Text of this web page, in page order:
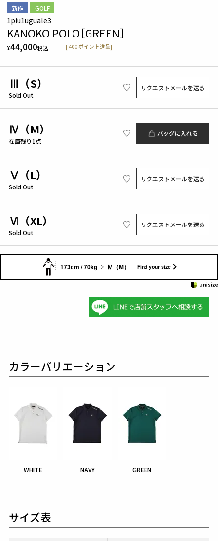
新作 GOLF
1piu1uguale3
KANOKO POLO［GREEN］
¥44,000税込 [400 ポイント進呈]
Ⅲ（S）
Sold Out
リクエストメールを送る
Ⅳ（M）
在庫残り1点
バッグに入れる
Ⅴ（L）
Sold Out
リクエストメールを送る
Ⅵ（XL）
Sold Out
リクエストメールを送る
173cm / 70kg Ⅳ（M） Find your size
カラーバリエーション
WHITE NAVY GREEN
サイズ表